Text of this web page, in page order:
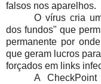
falsos nos aparelhos.
O vírus cria
dos fundos" que
permanente por
que geram lucros
forçados em links
A